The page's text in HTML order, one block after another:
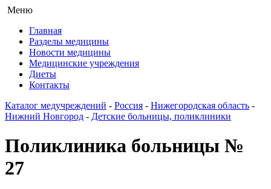
Меню
Главная
Разделы медицины
Новости медицины
Медицинские учреждения
Диеты
Контакты
Каталог медучреждений - Россия - Нижегородская область -
Нижний Новгород - Детские больницы, поликлиники
Поликлиника больницы №
27